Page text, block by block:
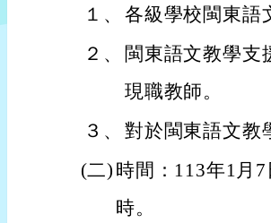
１、 各級學校閩東語
２、
閩東語文教學支
現職教師。
３、 對於閩東語文教
(二) 時間：113年1月
時。